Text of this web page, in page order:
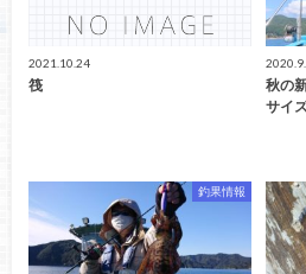
2021.10.24
筏
秋の
サイ
釣果情報